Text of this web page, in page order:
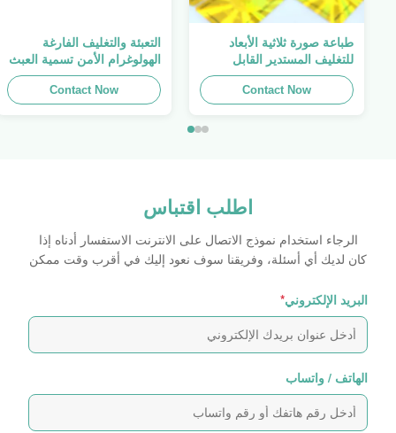
طباعة صورة ثلاثية الأبعاد
للتغليف المستدير القابل
للطباعة ، الملصق الأصلي ،
صفائح لاصقة ذاتية اللصق
Contact Now
التعبئة والتغليف الفارغة
الهولوغرام الأمن تسمية العبث
واضح ملصق الهولوغرام شعار
الليزر
Contact Now
اطلب اقتباس
الرجاء استخدام نموذج الاتصال على الانترنت الاستفسار أدناه إذا
كان لديك أي أسئلة، وفريقنا سوف نعود إليك في أقرب وقت ممكن
البريد الإلكتروني*
الهاتف / واتساب